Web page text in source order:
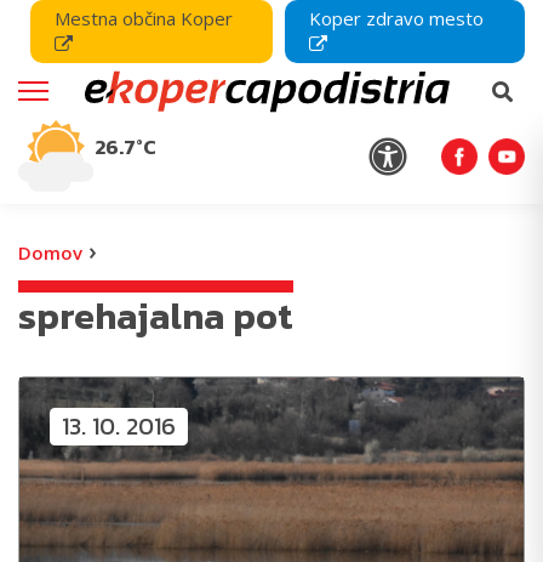
Mestna občina Koper Koper zdravo mesto
26.7°C
Domov ›
sprehajalna pot
13. 10. 2016